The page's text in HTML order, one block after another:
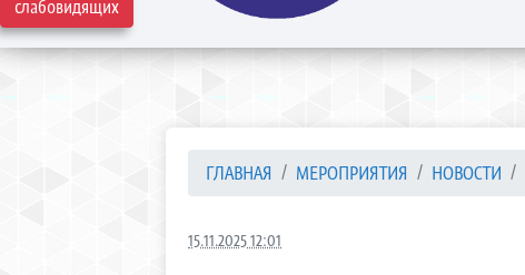
слабовидящих
ГЛАВНАЯ МЕРОПРИЯТИЯ НОВОСТИ
15.11.2025 12:01